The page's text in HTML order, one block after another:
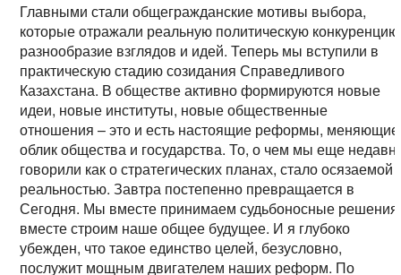
Главными стали общегражданские мотивы выбора,
которые отражали реальную политическую
разнообразие взглядов и идей. Теперь мы вступили в
практическую стадию созидания Справедливого
Казахстана. В обществе активно формируются новые
идеи, новые институты, новые общественные
отношения – это и есть настоящие реформы, меняющие
облик общества и государства. То, о чем мы еще
говорили как о стратегических планах, стало осязаемой
реальностью. Завтра постепенно превращается в
Сегодня. Мы вместе принимаем судьбоносные
вместе строим наше общее будущее. И я глубоко
убежден, что такое единство целей, безусловно,
послужит мощным двигателем наших реформ. По